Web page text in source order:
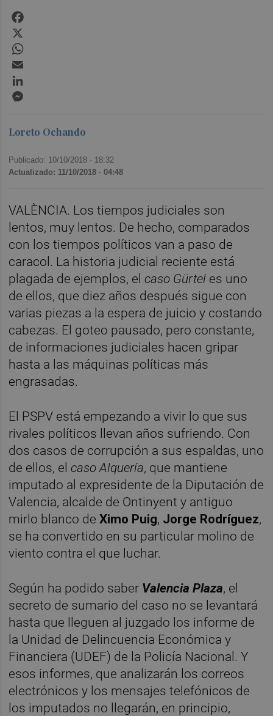
Loreto Ochando
Publicado: 10/10/2018 · 18:32
Actualizado: 11/10/2018 · 04:48
VALÈNCIA. Los tiempos judiciales son
lentos, muy lentos. De hecho, comparados
con los tiempos políticos van a paso de
caracol. La historia judicial reciente está
plagada de ejemplos, elcaso Gürtel es uno
de ellos, que diez años después sigue con
varias piezas a la espera de juicio y costando
cabezas. El goteo pausado, pero constante,
de informaciones judiciales hacen gripar
hasta a las máquinas políticas más
engrasadas.
El PSPV está empezando a vivir lo que sus
rivales políticos llevan años sufriendo. Con
dos casos de corrupción a sus espaldas, uno
de ellos, elcaso Alquería, que mantiene
imputado al expresidente de la Diputación de
Valencia, alcalde de Ontinyent y antiguo
mirlo blanco deXimo Puig, Jorge Rodríguez,
se ha convertido en su particular molino de
viento contra el que luchar.
Según ha podido saber Valencia Plaza, el
secreto de sumario del caso no se levantará
hasta que lleguen al juzgado los informe de
la Unidad de Delincuencia Económica y
Financiera (UDEF) de la Policía Nacional. Y
esos informes, que analizarán los correos
electrónicos y los mensajes telefónicos de
los imputados no llegarán, en principio,